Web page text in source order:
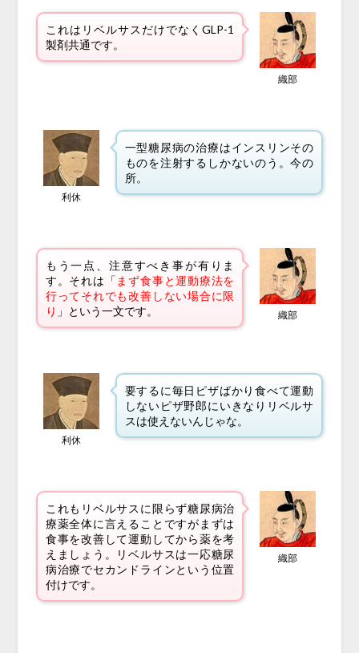
これはリベルサスだけでなくGLP-1
製剤共通です。
織部
利休
一型糖尿病の治療はインスリンその
ものを注射するしかないのう。今の
所。
もう一点、注意すべき事が有りま
す。それは「 まず食事と運動療法を
行ってそれでも改善しない場合に限
り 」という一文です。 織部
利休
要するに毎日ピザばかり食べて運動
しないピザ野郎にいきなりリベルサ
スは使えないんじゃな。
これもリベルサスに限らず糖尿病治
療薬全体に言えることですがまずは
食事を改善して運動してから薬を考
えましょう。リベルサスは一応糖尿
病治療でセカンドラインという位置
付けです。
織部